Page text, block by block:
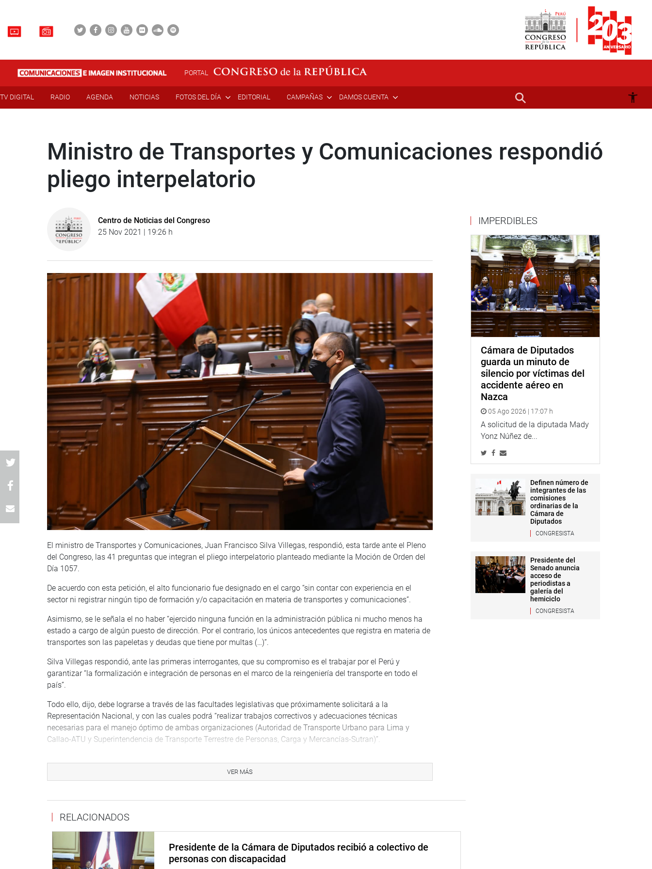
PORTAL
TV DIGITAL RADIO AGENDA NOTICIAS FOTOS DEL DÍA EDITORIAL CAMPAÑAS DAMOS CUENTA
Ministro de Transportes y Comunicaciones respondió
pliego interpelatorio
Centro de Noticias del Congreso
25 Nov 2021 | 19:26 h
El ministro de Transportes y Comunicaciones, Juan Francisco Silva Villegas, respondió, esta tarde ante el Pleno
del Congreso, las 41 preguntas que integran el pliego interpelatorio planteado mediante la Moción de Orden del
Día 1057.
De acuerdo con esta petición, el alto funcionario fue designado en el cargo “sin contar con experiencia en el
sector ni registrar ningún tipo de formación y/o capacitación en materia de transportes y comunicaciones”.
Asimismo, se le señala el no haber “ejercido ninguna función en la administración pública ni mucho menos ha
estado a cargo de algún puesto de dirección. Por el contrario, los únicos antecedentes que registra en materia de
transportes son las papeletas y deudas que tiene por multas (…)”.
Silva Villegas respondió, ante las primeras interrogantes, que su compromiso es el trabajar por el Perú y
garantizar “la formalización e integración de personas en el marco de la reingeniería del transporte en todo el
país”.
Todo ello, dijo, debe lograrse a través de las facultades legislativas que próximamente solicitará a la
Representación Nacional, y con las cuales podrá “realizar trabajos correctivos y adecuaciones técnicas
necesarias para el manejo óptimo de ambas organizaciones (Autoridad de Transporte Urbano para Lima y
Callao-ATU y Superintendencia de Transporte Terrestre de Personas, Carga y Mercancías-Sutran)”.
legalizarse, se cumplirán acciones de prevención y seguridad vial, y lograr que esas entidades no solo castiguen
y sancionen, sino que eduquen y capaciten”.
Más adelante, Silva Villegas fue enfático en afirmar que no ha suscrito ningún acuerdo con el gremio de
transportistas; y el acta que fue mostrada tan solo era del diálogo efectuado.
Un elemento presente en muchas de las preguntas del pliego interpelatorio fue el de las críticas suscitadas por el
nombramiento de funcionarios que no cuentan con estudios o experiencia en el sector y cuestionados, además
por conflictos de interés o conductas irregulares.
VER MÁS
RELACIONADOS
Presidente de la Cámara de Diputados recibió a colectivo de
personas con discapacidad
IMPERDIBLES
Cámara de Diputados
guarda un minuto de
silencio por víctimas del
accidente aéreo en
Nazca
05 Ago 2026 | 17:07 h
A solicitud de la diputada Mady
Yonz Núñez de...
Definen número de
integrantes de las
comisiones
ordinarias de la
Cámara de
Diputados
CONGRESISTA
Presidente del
Senado anuncia
acceso de
periodistas a
galería del
hemiciclo
CONGRESISTA